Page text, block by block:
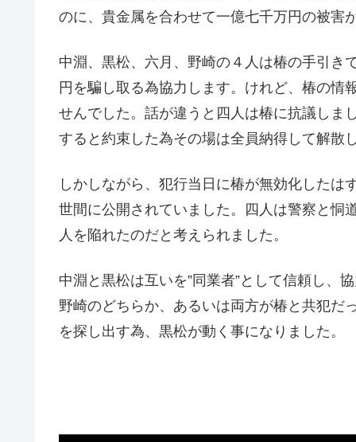
のに、貴金属を合わせて一億七千万円の被害
中淵、黒松、六月、野崎の４人は椿の手引き
円を騙し取る為協力します。けれど、椿の情
せんでした。話が違うと四人は椿に抗議しま
すると約束した為その場は全員納得して解散
しかしながら、犯行当日に椿が無効化した
世間に公開されていました。四人は警察と恫
人を陥れたのだと考えられました。
中淵と黒松は互いを”同業者”として信頼し、
野崎のどちらか、あるいは両方が椿と共犯だ
を探し出す為、黒松が動く事になりました。